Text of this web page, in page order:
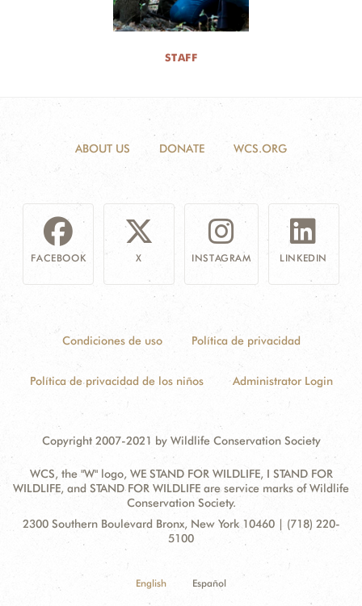
STAFF
ABOUT US DONATE WCS.ORG
FACEBOOK X INSTAGRAM LINKEDIN
Condiciones de uso Política de privacidad
Política de privacidad de los niños Administrator Login
Copyright 2007-2021 by Wildlife Conservation Society
WCS, the "W" logo, WE STAND FOR WILDLIFE, I STAND FOR
WILDLIFE, and STAND FOR WILDLIFE are service marks of Wildlife
Conservation Society.
Contact
Address:
2300 Southern Boulevard Bronx, New York 10460 | (718) 220-
5100
English Español